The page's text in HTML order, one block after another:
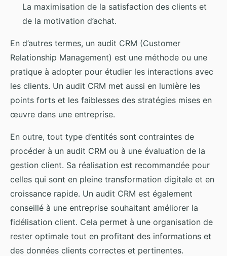
La maximisation de la satisfaction des clients et
de la motivation d’achat.
En d’autres termes, un audit CRM (Customer
Relationship Management) est une méthode ou une
pratique à adopter pour étudier les interactions avec
les clients. Un audit CRM met aussi en lumière les
points forts et les faiblesses des stratégies mises en
œuvre dans une entreprise.
En outre, tout type d’entités sont contraintes de
procéder à un audit CRM ou à une évaluation de la
gestion client. Sa réalisation est recommandée pour
celles qui sont en pleine transformation digitale et en
croissance rapide. Un audit CRM est également
conseillé à une entreprise souhaitant améliorer la
fidélisation client. Cela permet à une organisation de
rester optimale tout en profitant des informations et
des données clients correctes et pertinentes.